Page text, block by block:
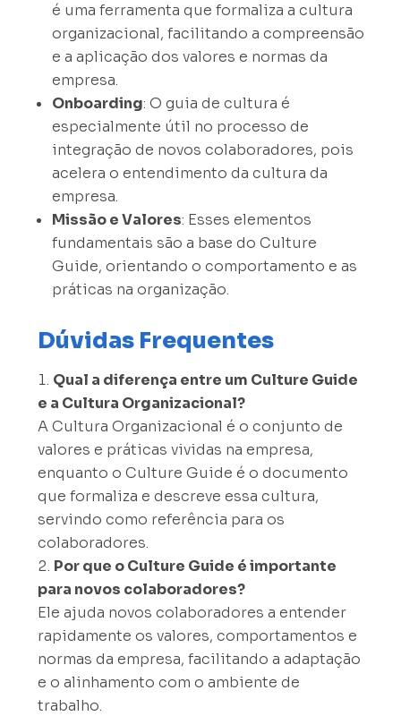
é uma ferramenta que formaliza a cultura
organizacional, facilitando a compreensão
e a aplicação dos valores e normas da
empresa.
Onboarding: O guia de cultura é
especialmente útil no processo de
integração de novos colaboradores, pois
acelera o entendimento da cultura da
empresa.
Missão e Valores: Esses elementos
fundamentais são a base do Culture
Guide, orientando o comportamento e as
práticas na organização.
Dúvidas Frequentes
Qual a diferença entre um Culture Guide
e a Cultura Organizacional?
A Cultura Organizacional é o conjunto de
valores e práticas vividas na empresa,
enquanto o Culture Guide é o documento
que formaliza e descreve essa cultura,
servindo como referência para os
colaboradores.
Por que o Culture Guide é importante
para novos colaboradores?
Ele ajuda novos colaboradores a entender
rapidamente os valores, comportamentos e
normas da empresa, facilitando a adaptação
e o alinhamento com o ambiente de
trabalho.